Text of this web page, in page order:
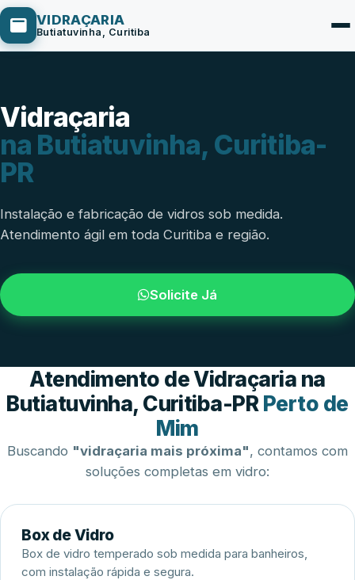
VIDRAÇARIA
Butiatuvinha, Curitiba
Box de Vidro
Portas em Vidro
Espelho Sob Medida
Fachada de Vidro
Esquadrias de Alumínio
Vidraçaria
na Butiatuvinha, Curitiba-
PR
Instalação e fabricação de vidros sob medida.
Atendimento ágil em toda Curitiba e região.
Solicite Já
Atendimento de Vidraçaria na
Butiatuvinha, Curitiba-PR Perto de
Mim
Buscando "vidraçaria mais próxima", contamos com
soluções completas em vidro:
Box de Vidro
Box de vidro temperado sob medida para banheiros,
com instalação rápida e segura.